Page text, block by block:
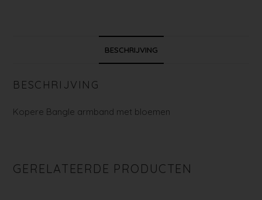
BESCHRIJVING
BESCHRIJVING
Kopere Bangle armband met bloemen
GERELATEERDE PRODUCTEN